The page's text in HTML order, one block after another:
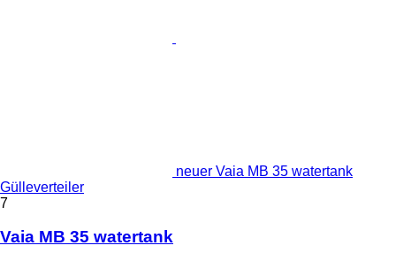
neuer Vaia MB 35 watertank
Gülleverteiler
7
Vaia MB 35 watertank